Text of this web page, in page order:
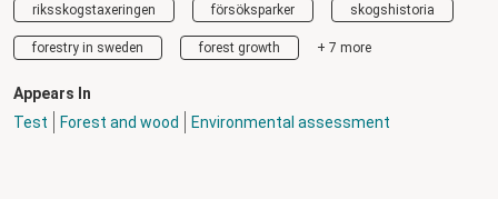
riksskogstaxeringen försöksparker skogshistoria
forestry in sweden forest growth + 7 more
Appears In
Test
Forest and wood Environmental assessment